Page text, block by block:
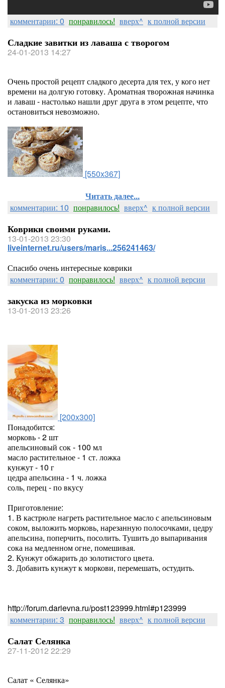
комментарии: 0 понравилось! вверх^ к полной версии
Сладкие завитки из лаваша с творогом
24-01-2013 14:27
Очень простой рецепт сладкого десерта для тех, у кого нет
времени на долгую готовку. Ароматная творожная начинка
и лаваш - настолько нашли друг друга в этом рецепте, что
остановиться невозможно.
[550x367]
Читать далее...
комментарии: 10 понравилось! вверх^ к полной версии
Коврики своими руками.
13-01-2013 23:30
liveinternet.ru/users/maris...256241463/
Спасибо очень интересные коврики
комментарии: 0 понравилось! вверх^ к полной версии
закуска из морковки
13-01-2013 23:26
[200x300]
Понадобится:
морковь - 2 шт
апельсиновый сок - 100 мл
масло растительное - 1 ст. ложка
кунжут - 10 г
цедра апельсина - 1 ч. ложка
соль, перец - по вкусу
Приготовление:
1. В кастрюле нагреть растительное масло с апельсиновым
соком, выложить морковь, нарезанную полосочками, цедру
апельсина, поперчить, посолить. Тушить до выпаривания
сока на медленном огне, помешивая.
2. Кунжут обжарить до золотистого цвета.
3. Добавить кунжут к моркови, перемешать, остудить.
http://forum.darievna.ru/post123999.html#p123999
комментарии: 3 понравилось! вверх^ к полной версии
Салат Селянка
27-11-2012 22:29
Салат « Селянка»